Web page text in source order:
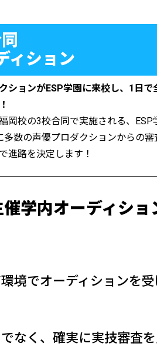
ィション
ションがESP学園に来校し、1日
岡校の3校合同で実施される、ESP
数の声優プロダクションからの審
進路を決定します！
催学内オーディショ
境でオーディションを受
なく、 確実に実技審査を